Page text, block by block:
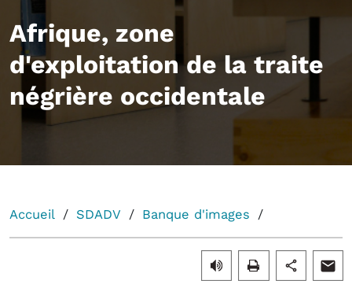
Afrique, zone
d'exploitation de la traite
négrière occidentale
Accueil SDADV Banque d'images